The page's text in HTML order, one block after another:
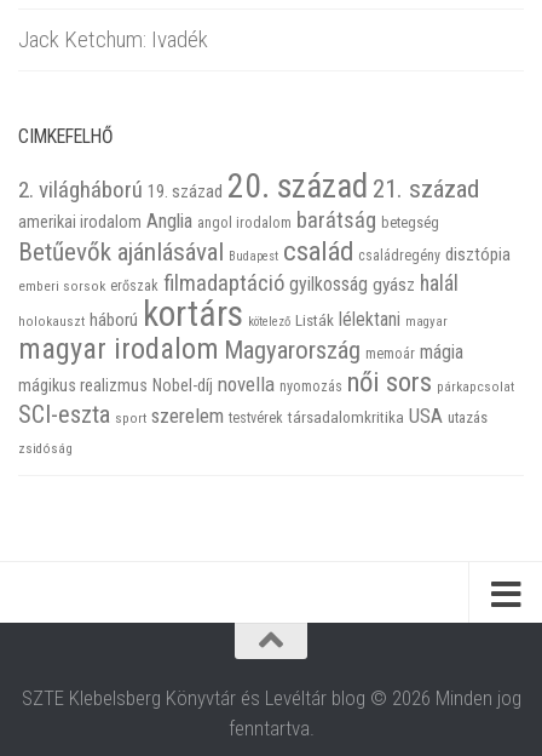
Jack Ketchum: Ivadék
CIMKEFELHŐ
2. világháború 19. század 20. század 21. század
amerikai irodalom Anglia angol irodalom barátság betegség
Betűevők ajánlásával Budapest család családregény disztópia
emberi sorsok erőszak filmadaptáció gyilkosság gyász halál
holokauszt háború kortárs kötelező Listák lélektani magyar
magyar irodalom Magyarország memoár mágia
mágikus realizmus Nobel-díj novella nyomozás női sors párkapcsolat
SCI-eszta sport szerelem testvérek társadalomkritika USA utazás
zsidóság
SZTE Klebelsberg Könyvtár és Levéltár blog © 2026 Minden jog
fenntartva.